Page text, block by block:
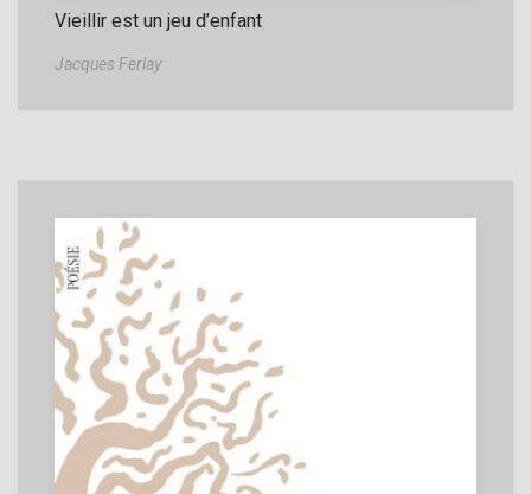
Vieillir est un jeu d’enfant
Jacques Ferlay